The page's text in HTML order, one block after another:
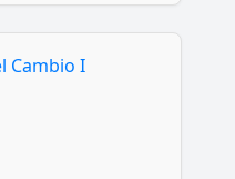
Cambio I